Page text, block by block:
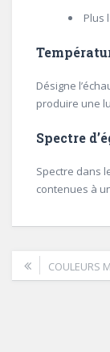
Plus
Désigne
produire une
Spectre
Spectre dans
contenues à
COULEURS